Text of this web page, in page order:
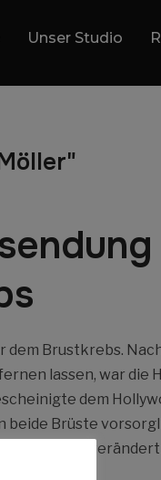
Unser Studio
dem Brustkrebs.
lassen, war die
dem
beide Brüste
Diagnose